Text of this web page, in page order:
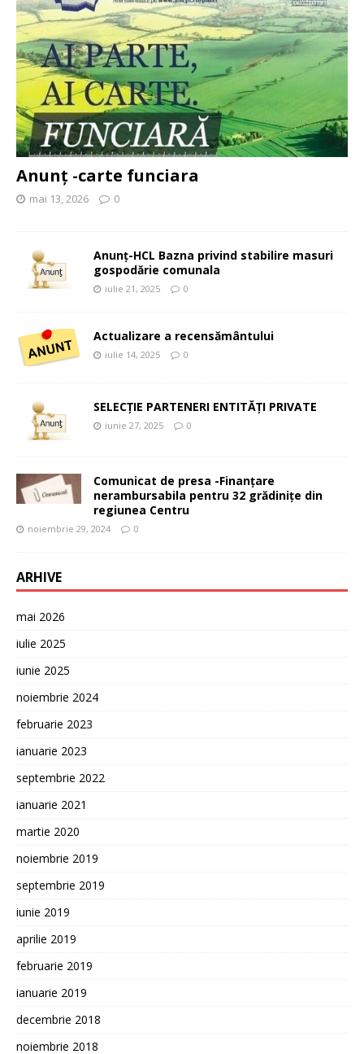
Anunț -carte funciara
mai 13, 2026 0
Anunț-HCL Bazna privind stabilire masuri
gospodărie comunala
iulie 21, 2025 0
Actualizare a recensământului
iulie 14, 2025 0
SELECȚIE PARTENERI ENTITĂȚI PRIVATE
iunie 27, 2025 0
Comunicat de presa -Finanțare
nerambursabila pentru 32 grădinițe din
regiunea Centru
noiembrie 29, 2024 0
ARHIVE
mai 2026
iulie 2025
iunie 2025
noiembrie 2024
februarie 2023
ianuarie 2023
septembrie 2022
ianuarie 2021
martie 2020
noiembrie 2019
septembrie 2019
iunie 2019
aprilie 2019
februarie 2019
ianuarie 2019
decembrie 2018
noiembrie 2018